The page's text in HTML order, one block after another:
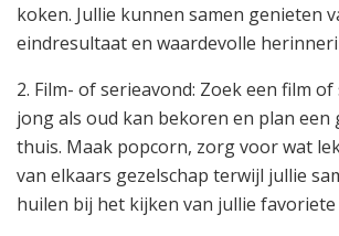
koken. Jullie kunnen samen genieten
eindresultaat en waardevolle
2. Film- of serieavond: Zoek een film
jong als oud kan bekoren en plan een
thuis. Maak popcorn, zorg voor wat
van elkaars gezelschap terwijl jullie
huilen bij het kijken van jullie favoriete